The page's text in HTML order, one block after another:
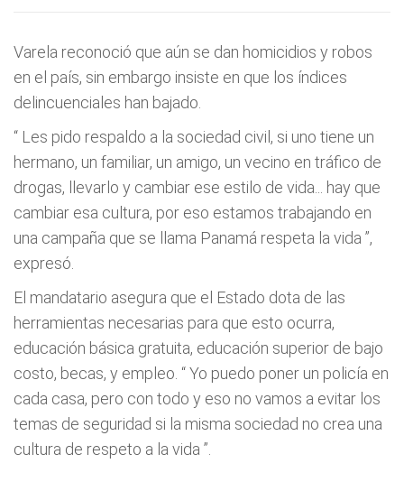
Varela reconoció que aún se dan homicidios y robos
en el país, sin embargo insiste en que los índices
delincuenciales han bajado.
“ Les pido respaldo a la sociedad civil, si uno tiene un
hermano, un familiar, un amigo, un vecino en tráfico de
drogas, llevarlo y cambiar ese estilo de vida... hay que
cambiar esa cultura, por eso estamos trabajando en
una campaña que se llama Panamá respeta la vida ”,
expresó.
El mandatario asegura que el Estado dota de las
herramientas necesarias para que esto ocurra,
educación básica gratuita, educación superior de bajo
costo, becas, y empleo. “Yo puedo poner un policía en
cada casa, pero con todo y eso no vamos a evitar los
temas de seguridad si la misma sociedad no crea una
cultura de respeto a la vida ”.